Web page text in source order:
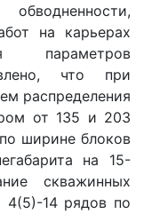
обводненности,
на карьерах
параметров
что при
распределения
от 135 и 203
ширине блоков
на 15-
скважинных
4(5)-14 рядов по